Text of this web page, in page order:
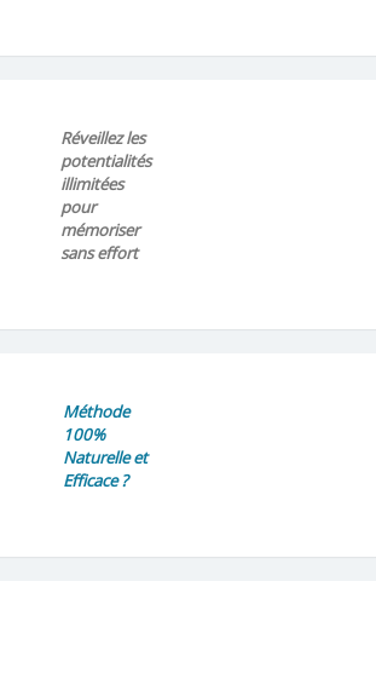
Réveillez les
potentialités
illimitées
pour
mémoriser
sans effort
Méthode
100%
Naturelle et
Efficace ?